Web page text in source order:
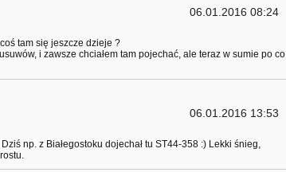
06.01.2016 08:24
tam się jeszcze dzieje ?
i zawsze chciałem tam pojechać, ale teraz w sumie po co
06.01.2016 13:53
np. z Białegostoku dojechał tu ST44-358 :) Lekki śnieg,